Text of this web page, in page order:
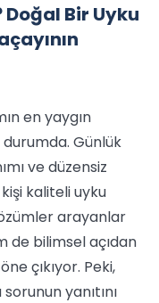
Destekleyicisi
Olarak
Adaçayının
Faydaları
Bir Uyku
en yaygın
Günlük
ve düzensiz
kaliteli uyku
arayanlar
de bilimsel açıdan
çıkıyor. Peki,
yanıtını